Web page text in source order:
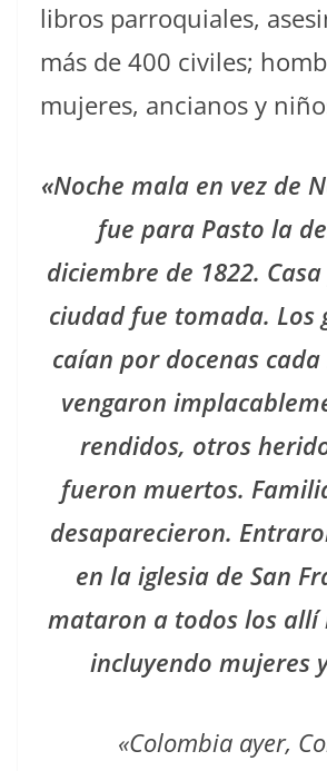
libros parroquiales,
más de 400 civiles;
mujeres, ancianos y
«Noche mala en vez de
fue para Pasto la
diciembre de 1822.
ciudad fue tomada. Los
caían por docenas
vengaron
rendidos, otros
fueron muertos.
desaparecieron.
en la iglesia de San
mataron a todos los allí
incluyendo mujeres
«Colombia ayer,